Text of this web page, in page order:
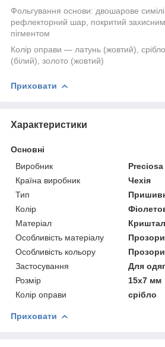
Фольгування основи: двошарове
рефлекторний шар, покритий
пігментом
Колір оправи — латунь (жовтий),
(білий), золото (жовтий)
Приховати
Характеристики
Основні
Виробник
Preciosa
Країна виробник
Чехія
Тип
Колір
Матеріал
Особливість матеріалу
Особливість кольору
Застосування
Для
Розмір
15х7 мм
Колір оправи
срібло
Приховати